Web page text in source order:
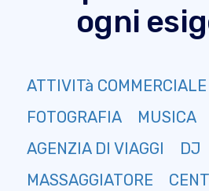
ogni
ATTIVITà COMMERCIALE
FOTOGRAFIA
MUSICA
AGENZIA DI VIAGGI
DJ
MASSAGGIATORE